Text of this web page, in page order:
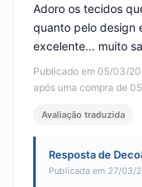
Publicado em 05/03/
após uma compra de
Adoro os tecidos
quanto pelo design
excelente... muito
Avaliação traduzida
Resposta de
Publicada em 27/03/